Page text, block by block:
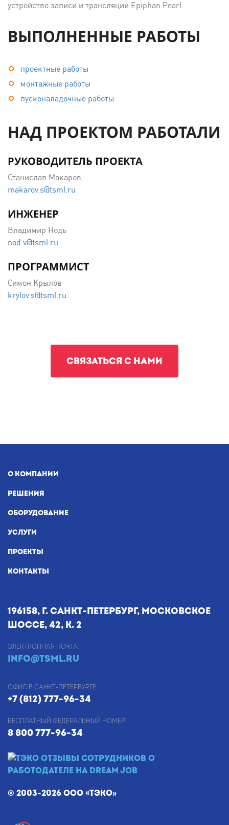
устройство записи и трансляции Epiphan Pearl
ВЫПОЛНЕННЫЕ РАБОТЫ
проектные работы
монтажные работы
пусконаладочные работы
НАД ПРОЕКТОМ РАБОТАЛИ
РУКОВОДИТЕЛЬ ПРОЕКТА
Станислав Макаров
makarov.s@tsml.ru
ИНЖЕНЕР
Владимир Нодь
nod.v@tsml.ru
ПРОГРАММИСТ
Симон Крылов
krylov.s@tsml.ru
СВЯЗАТЬСЯ С НАМИ
О КОМПАНИИ
РЕШЕНИЯ
ОБОРУДОВАНИЕ
УСЛУГИ
ПРОЕКТЫ
КОНТАКТЫ
196158, г. Санкт-Петербург, Московское
шоссе, 42, к. 2
Электронная почта:
info@tsml.ru
Офис в Санкт-Петербурге
+7 (812) 777-96-34
Бесплатный федеральный номер
8 800 777-96-34
© 2003-2026 ООО «ТЭКО»